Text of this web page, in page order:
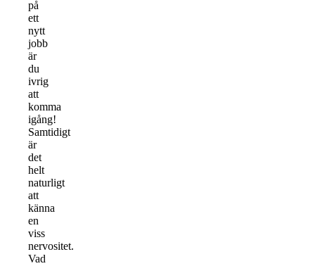
på
ett
nytt
jobb
är
du
ivrig
att
komma
igång!
Samtidigt
är
det
helt
naturligt
att
känna
en
viss
nervositet.
Vad